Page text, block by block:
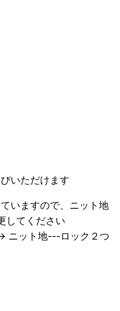
いただけます
いますので、ニット地
してください
ト地---ロック２つ